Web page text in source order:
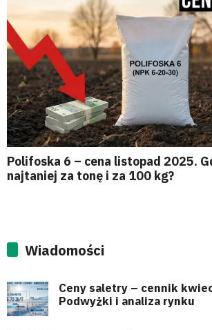
Polifoska 6 – cena listopad 2025.
najtaniej za tonę i za 100 kg?
Wiadomości
Ceny saletry – cennik
Podwyżki i analiza rynku